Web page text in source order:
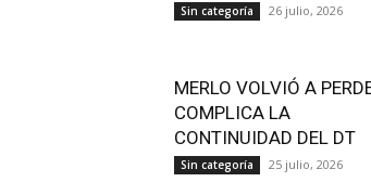
Sin categoría 26 julio, 2026
MERLO VOLVIÓ A
COMPLICA LA
CONTINUIDAD DEL DT
Sin categoría 25 julio, 2026